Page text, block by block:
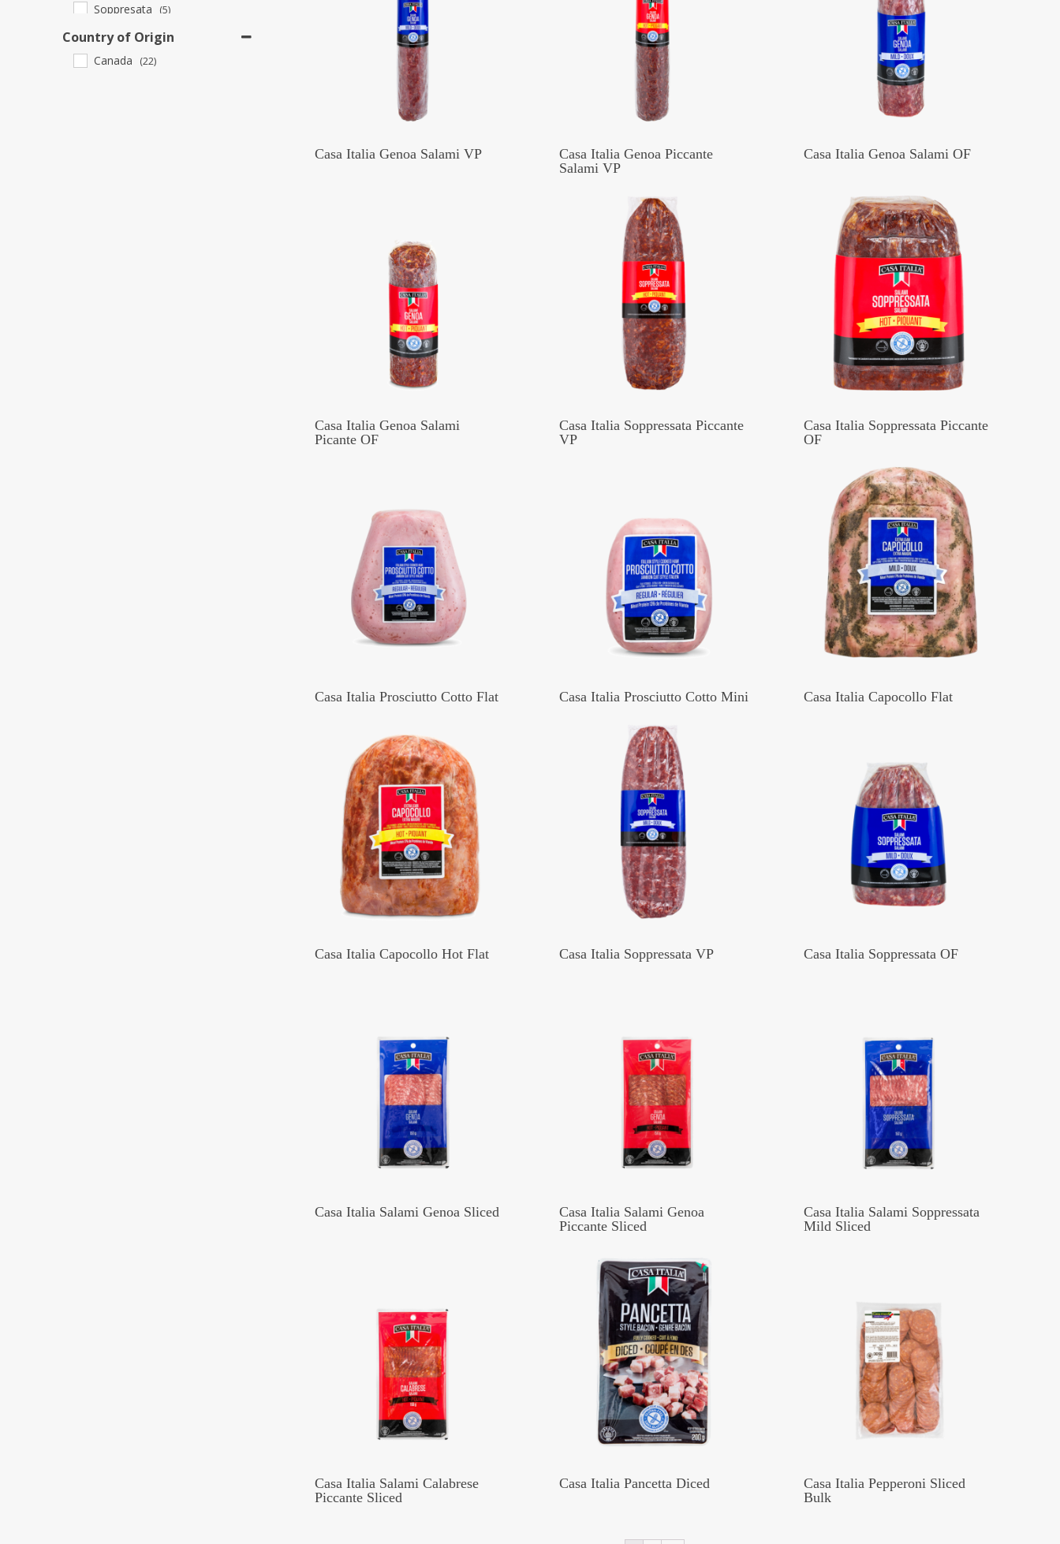
Soppresata (5)
Spicy (8)
Country of Origin
Canada (22)
Casa Italia Genoa Salami VP
Casa Italia Genoa Piccante
Salami VP
Casa Italia Genoa Salami OF
Casa Italia Genoa Salami
Picante OF
Casa Italia Soppressata Piccante
VP
Casa Italia Soppressata Piccante
OF
Casa Italia Prosciutto Cotto Flat Casa Italia Prosciutto Cotto Mini Casa Italia Capocollo Flat
Casa Italia Capocollo Hot Flat Casa Italia Soppressata VP Casa Italia Soppressata OF
Casa Italia Salami Genoa Sliced
Casa Italia Salami Genoa
Piccante Sliced
Casa Italia Salami Soppressata
Mild Sliced
Casa Italia Salami Calabrese
Piccante Sliced
Casa Italia Pancetta Diced
Casa Italia Pepperoni Sliced
Bulk